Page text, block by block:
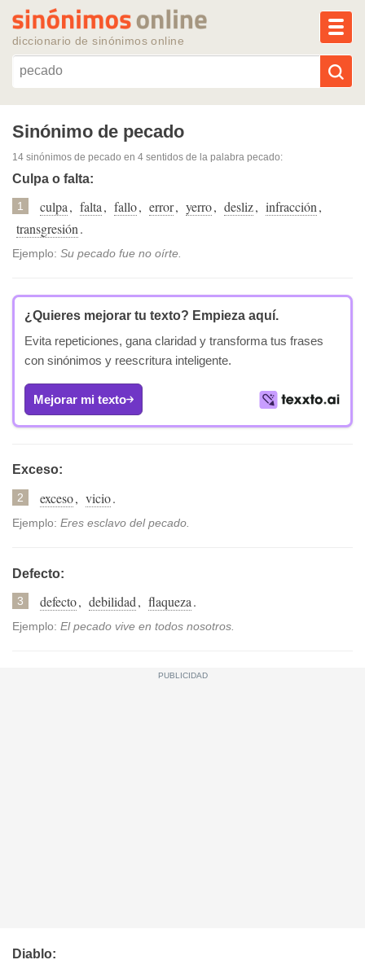
diccionario de sinónimos online
Reescribir texto con IA
Sinónimos populares
Temas populares
Temas recientes
Sinónimo de pecado
14 sinónimos de pecado en 4 sentidos de la palabra pecado:
Culpa o falta:
1 culpa, falta, fallo, error, yerro, desliz, infracción,
transgresión.
Ejemplo: Su pecado fue no oírte.
¿Quieres mejorar tu texto? Empieza aquí.
Evita repeticiones, gana claridad y transforma tus frases
con sinónimos y reescritura inteligente.
Mejorar mi texto
Exceso:
2 exceso, vicio.
Ejemplo: Eres esclavo del pecado.
Defecto:
3 defecto, debilidad, flaqueza.
Ejemplo: El pecado vive en todos nosotros.
Diablo: